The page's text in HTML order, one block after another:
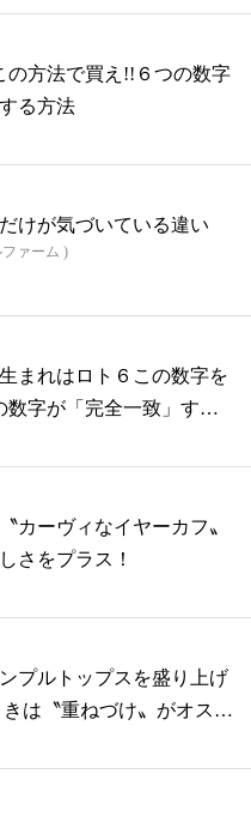
の方法で買え!!６つの数字
る方法
けが気づいている違い
ァーム )
まれはロト６この数字を
数字が「完全一致」する
カーヴィなイヤーカフ〟
さをプラス！
プルトップスを盛り上げ
は〝重ねづけ〟がオスス